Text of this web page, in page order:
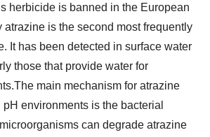
herbicide is banned in the European
atrazine is the second most frequently
It has been detected in surface water
those that provide water for
main mechanism for atrazine
environments is the bacterial
can degrade atrazine